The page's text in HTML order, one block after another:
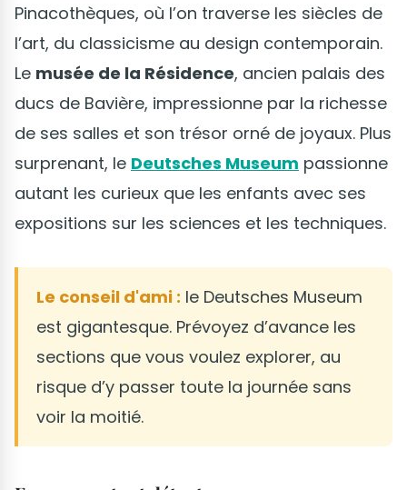
Pinacothèques, où l’on traverse les siècles de
l’art, du classicisme au design contemporain.
Le musée de la Résidence, ancien palais des
ducs de Bavière, impressionne par la richesse
de ses salles et son trésor orné de joyaux. Plus
surprenant, le Deutsches Museum passionne
autant les curieux que les enfants avec ses
expositions sur les sciences et les techniques.
Le conseil d'ami : le Deutsches Museum
est gigantesque. Prévoyez d’avance les
sections que vous voulez explorer, au
risque d’y passer toute la journée sans
voir la moitié.